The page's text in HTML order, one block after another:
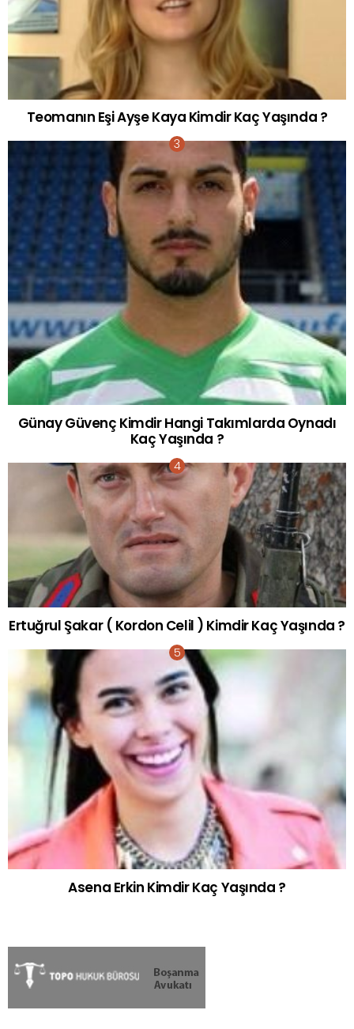
Teomanın Eşi Ayşe Kaya Kimdir Kaç Yaşında ?
Günay Güvenç Kimdir Hangi Takımlarda Oynadı
Kaç Yaşında ?
Ertuğrul Şakar ( Kordon Celil ) Kimdir Kaç Yaşında ?
Asena Erkin Kimdir Kaç Yaşında ?